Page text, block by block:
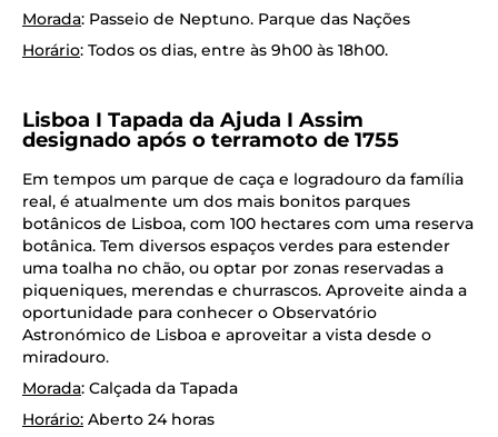
Morada: Passeio de Neptuno. Parque das Nações
Horário: Todos os dias, entre às 9h00 às 18h00.
Lisboa I Tapada da Ajuda I Assim
designado após o terramoto de 1755
Em tempos um parque de caça e logradouro da família
real, é atualmente um dos mais bonitos parques
botânicos de Lisboa, com 100 hectares com uma reserva
botânica. Tem diversos espaços verdes para estender
uma toalha no chão, ou optar por zonas reservadas a
piqueniques, merendas e churrascos. Aproveite ainda a
oportunidade para conhecer o Observatório
Astronómico de Lisboa e aproveitar a vista desde o
miradouro.
Morada: Calçada da Tapada
Horário: Aberto 24 horas